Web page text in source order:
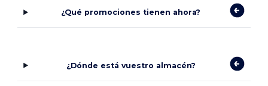
¿Qué promociones tienen ahora?
¿Dónde está vuestro almacén?